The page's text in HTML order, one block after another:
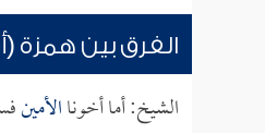
الفرق بين همزة
الشيخ: أما أخوناالأمين